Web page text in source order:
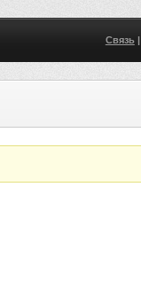
Связь|